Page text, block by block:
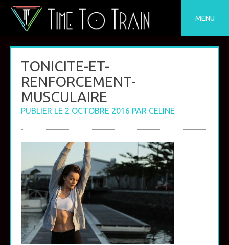
Skip
content
MENU
TONICITE-ET-
RENFORCEMENT-
MUSCULAIRE
PUBLIER LE 2 OCTOBRE 2016 PAR CELINE